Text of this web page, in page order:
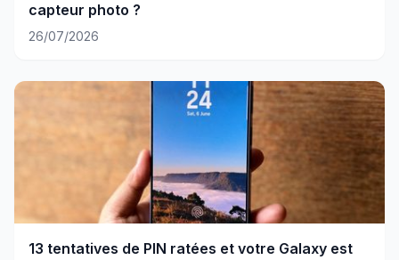
capteur photo ?
26/07/2026
13 tentatives de PIN ratées et votre Galaxy est